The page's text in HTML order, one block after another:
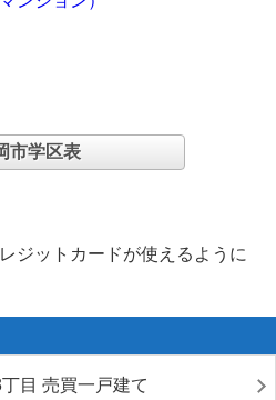
市学区表
ジットカードが使えるように
目 売買一戸建て